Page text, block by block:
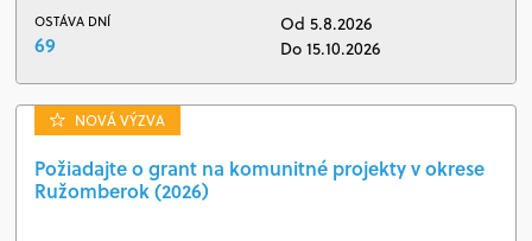
OSTÁVA DNÍ
69
Od 5.8.2026
Do 15.10.2026
NOVÁ VÝZVA
Požiadajte o grant na komunitné projekty v okrese
Ružomberok (2026)